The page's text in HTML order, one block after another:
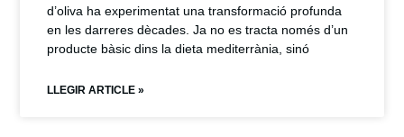
d’oliva ha experimentat una transformació profunda
en les darreres dècades. Ja no es tracta només d’un
producte bàsic dins la dieta mediterrània, sinó
LLEGIR ARTICLE »